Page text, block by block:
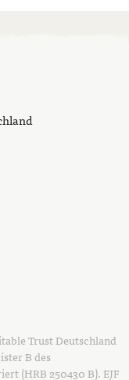
Trust Deutschland
B des
(HRB 250430 B). EJF